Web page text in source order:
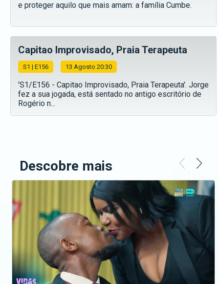
e proteger aquilo que mais amam: a família Cumbe.
Capitao Improvisado, Praia Terapeuta
S1 | E156 13 Agosto 20:30
'S1/E156 - Capitao Improvisado, Praia Terapeuta'. Jorge
fez a sua jogada, está sentado no antigo escritório de
Rogério n...
Descobre mais